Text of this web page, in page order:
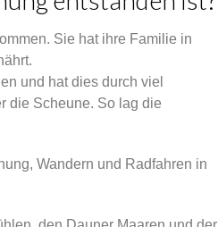
Sie hat ihre Familie in
und hat dies durch viel
die Scheune. So lag die
Wandern und Radfahren in